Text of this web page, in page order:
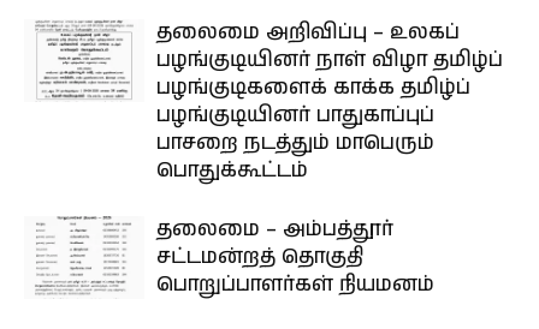
தலைமை அறிவிப்பு – உலகப்
பழங்குடியினர் நாள் விழா தமிழ்ப்
பழங்குடிகளைக் காக்க தமிழ்ப்
பழங்குடியினர் பாதுகாப்புப்
பாசறை நடத்தும் மாபெரும்
பொதுக்கூட்டம்
தலைமை – அம்பத்தூர்
சட்டமன்றத் தொகுதி
பொறுப்பாளர்கள் நியமனம்